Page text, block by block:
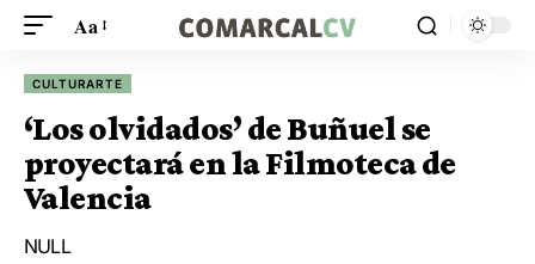
Aa
CULTURARTE
‘Los olvidados’ de Buñuel se
proyectará en la Filmoteca de
Valencia
NULL